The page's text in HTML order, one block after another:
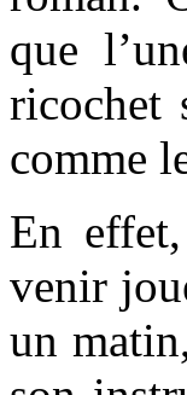
que
ricochet
comme
En
venir
un